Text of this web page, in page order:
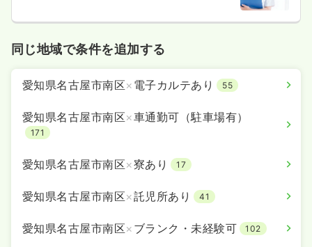
同じ地域で条件を追加する
愛知県名古屋市南区× 電子カルテあり 55
愛知県名古屋市南区×車通勤可（駐車場有）
171
愛知県名古屋市南区×寮あり 17
愛知県名古屋市南区×託児所あり 41
愛知県名古屋市南区× ブランク・未経験可 102